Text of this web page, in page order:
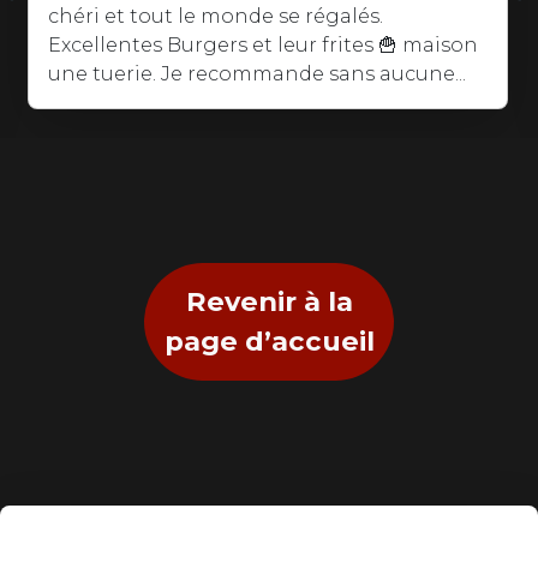
chéri et tout le monde se régalés.
Excellentes Burgers et leur frites 🍟 maison
une tuerie. Je recommande sans aucune...
Revenir à la
page d’accueil